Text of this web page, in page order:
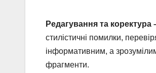
Редагування та коректура
стилістичні помилки,
інформативним, а
фрагменти.